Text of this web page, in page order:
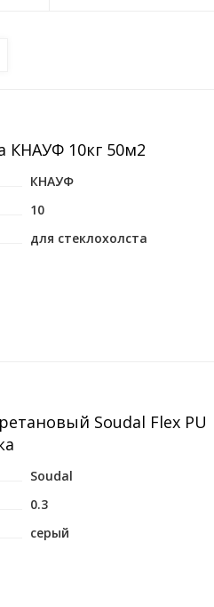
КНАУФ 10кг 50м2
КНАУФ
10
для стеклохолста
Soudal Flex PU
Soudal
0.3
серый